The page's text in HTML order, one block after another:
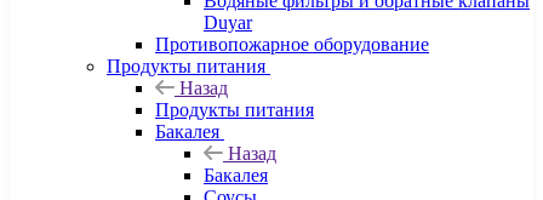
Duyar
Противопожарное оборудование
Продукты питания
Назад
Продукты питания
Бакалея
Назад
Бакалея